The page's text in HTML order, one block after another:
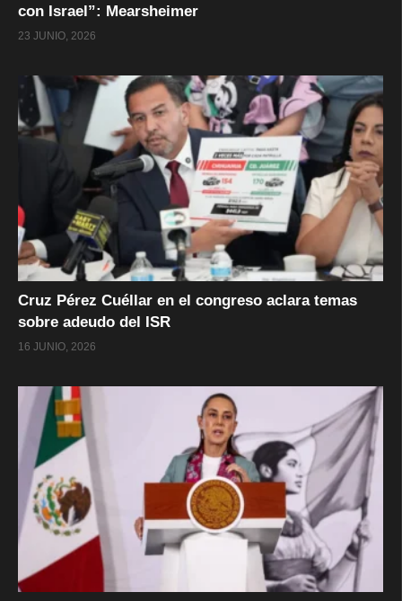
con Israel”: Mearsheimer
23 JUNIO, 2026
Cruz Pérez Cuéllar en el congreso aclara temas
sobre adeudo del ISR
16 JUNIO, 2026